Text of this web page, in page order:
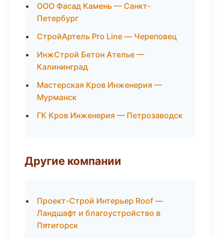
ООО Фасад Камень — Санкт-
Петербург
СтройАртель Pro Line — Череповец
ИнжСтрой Бетон Ателье —
Калининград
Мастерская Кров Инженерия —
Мурманск
ГК Кров Инженерия — Петрозаводск
Другие компании
Проект-Строй Интерьер Roof —
Ландшафт и благоустройство в
Пятигорск